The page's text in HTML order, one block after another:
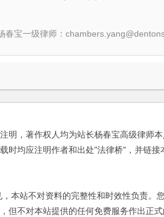
春宝一级律师：
明，著作权人均为站长杨春宝高级律师
时均应注明作者和出处"法律桥"，并链接
站不对资料的完整性和时效性负责。
但不对本站提供的任何免费服务作出正